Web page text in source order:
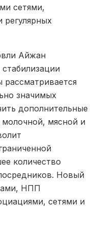
сетями,
регулярных
Айжан
значимых
дополнительные
мясной и
количество
Новый
НПП
сетями и